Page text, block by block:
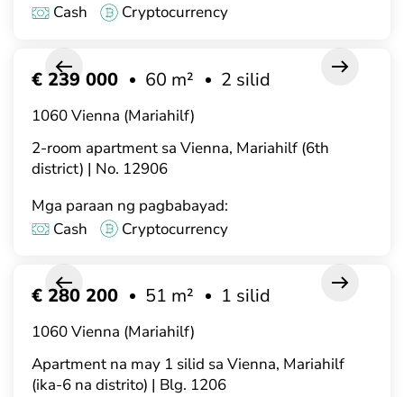
Cash
Cryptocurrency
2-room apartment sa Vienna, Mariahilf (6th
district) | No. 12906
€ 239 000 60 m² 2 silid
1060 Vienna (Mariahilf)
Mga paraan ng pagbabayad:
Cash
Cryptocurrency
Apartment na may 1 silid sa Vienna, Mariahilf
(ika-6 na distrito) | Blg. 1206
€ 280 200 51 m² 1 silid
1060 Vienna (Mariahilf)